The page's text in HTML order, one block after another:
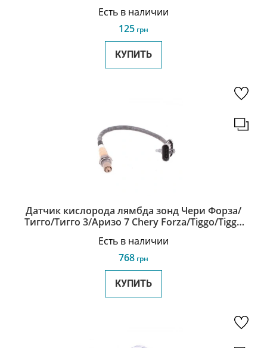
Есть в наличии
125 грн
КУПИТЬ
Датчик кислорода лямбда зонд Чери Форза/
Тигго/Тигго 3/Аризо 7 Chery Forza/Tiggo/Tiggo
Есть в наличии
768 грн
КУПИТЬ